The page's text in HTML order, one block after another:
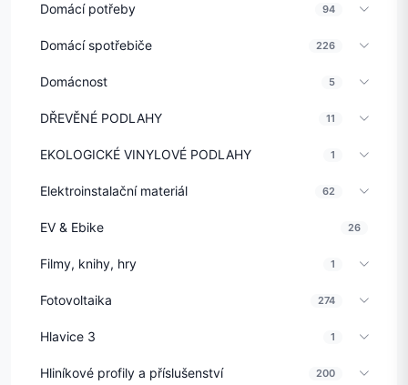
Domácí potřeby 94
Domácí spotřebiče 226
Domácnost 5
DŘEVĚNÉ PODLAHY 11
EKOLOGICKÉ VINYLOVÉ PODLAHY 1
Elektroinstalační materiál 62
EV & Ebike 26
Filmy, knihy, hry 1
Fotovoltaika 274
Hlavice 3 1
Hliníkové profily a příslušenství 200